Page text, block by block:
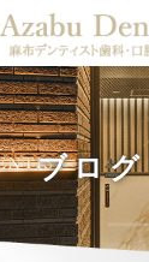
ブログ